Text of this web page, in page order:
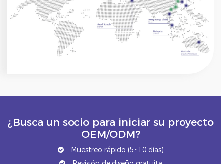
¿Busca un socio para iniciar su proyecto
OEM/ODM?
Muestreo rápido (5~10 días)